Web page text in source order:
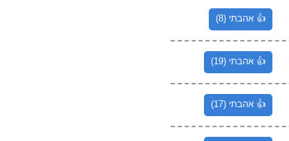
👍 אהבתי (8)
👍 אהבתי (19)
👍 אהבתי (17)